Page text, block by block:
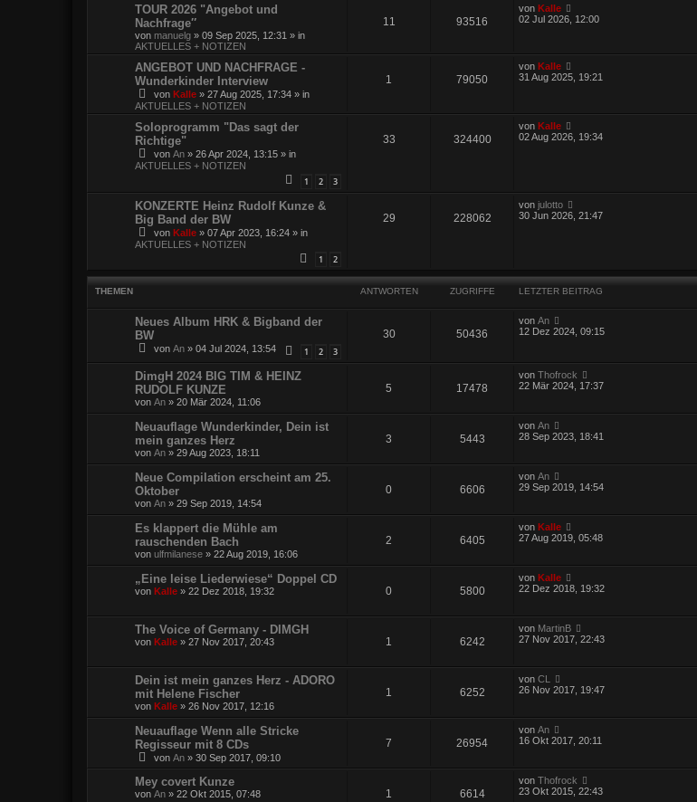
TOUR 2026 "Angebot und
Nachfrage″
von manuelg » 09 Sep 2025, 12:31 » in
AKTUELLES + NOTIZEN
11 93516
vonKalle
02 Jul 2026, 12:00
ANGEBOT UND NACHFRAGE -
Wunderkinder Interview
von Kalle » 27 Aug 2025, 17:34 » in
AKTUELLES + NOTIZEN
1 79050
vonKalle
31 Aug 2025, 19:21
Soloprogramm "Das sagt der
Richtige"
von An » 26 Apr 2024, 13:15 » in
AKTUELLES + NOTIZEN
1 2 3
33 324400
vonKalle
02 Aug 2026, 19:34
KONZERTE Heinz Rudolf Kunze &
Big Band der BW
von Kalle » 07 Apr 2023, 16:24 » in
AKTUELLES + NOTIZEN
1 2
29 228062
vonjulotto
30 Jun 2026, 21:47
THEMEN ANTWORTEN ZUGRIFFE LETZTER BEITRAG
Neues Album HRK & Bigband der
BW
von An » 04 Jul 2024, 13:54 1 2 3
30 50436
vonAn
12 Dez 2024, 09:15
DimgH 2024 BIG TIM & HEINZ
RUDOLF KUNZE
von An » 20 Mär 2024, 11:06
5 17478
vonThofrock
22 Mär 2024, 17:37
Neuauflage Wunderkinder, Dein ist
mein ganzes Herz
von An » 29 Aug 2023, 18:11
3 5443
vonAn
28 Sep 2023, 18:41
Neue Compilation erscheint am 25.
Oktober
von An » 29 Sep 2019, 14:54
0 6606
vonAn
29 Sep 2019, 14:54
Es klappert die Mühle am
rauschenden Bach
von ulfmilanese » 22 Aug 2019, 16:06
2 6405
von Kalle
27 Aug 2019, 05:48
„Eine leise Liederwiese“ Doppel CD
von Kalle » 22 Dez 2018, 19:32 0 5800
von Kalle
22 Dez 2018, 19:32
The Voice of Germany - DIMGH
von Kalle » 27 Nov 2017, 20:43 1 6242
von MartinB
27 Nov 2017, 22:43
Dein ist mein ganzes Herz - ADORO
mit Helene Fischer
von Kalle » 26 Nov 2017, 12:16
1 6252
vonCL
26 Nov 2017, 19:47
Neuauflage Wenn alle Stricke
Regisseur mit 8 CDs
von An » 30 Sep 2017, 09:10
7 26954
vonAn
16 Okt 2017, 20:11
Mey covert Kunze
von An » 22 Okt 2015, 07:48 1 6614
vonThofrock
23 Okt 2015, 22:43